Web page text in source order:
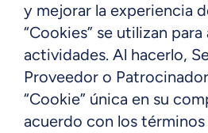
y mejorar la experiencia
“Cookies” se utilizan
actividades. Al hacerlo,
Proveedor o
“Cookie” única en su
acuerdo con los términos